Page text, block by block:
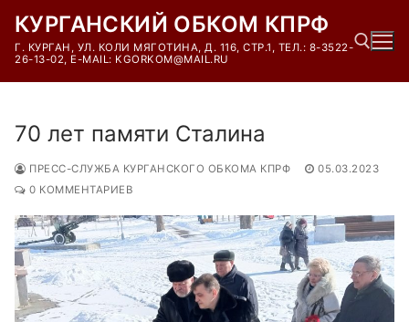
содержимому
КУРГАНСКИЙ ОБКОМ КПРФ
Г. КУРГАН, УЛ. КОЛИ МЯГОТИНА, Д. 116, СТР.1, ТЕЛ.: 8-3522-
26-13-02, E-MAIL: KGORKOM@MAIL.RU
70 лет памяти Сталина
ПРЕСС-СЛУЖБА КУРГАНСКОГО ОБКОМА КПРФ
05.03.2023
0 КОММЕНТАРИЕВ